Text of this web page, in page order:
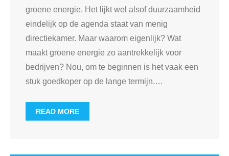
groene energie. Het lijkt wel alsof duurzaamheid
eindelijk op de agenda staat van menig
directiekamer. Maar waarom eigenlijk? Wat
maakt groene energie zo aantrekkelijk voor
bedrijven? Nou, om te beginnen is het vaak een
stuk goedkoper op de lange termijn.…
READ MORE